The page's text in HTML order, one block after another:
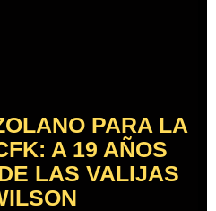
PARA LA
A 19 AÑOS
LAS VALIJAS